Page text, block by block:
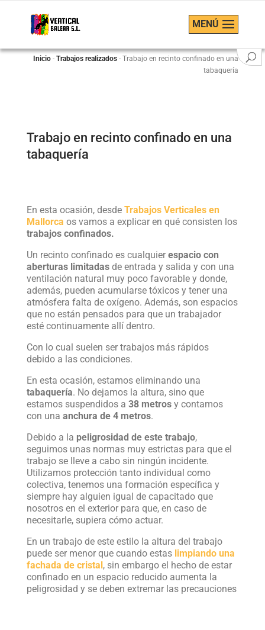
MENÚ
Inicio -Trabajos realizados -Trabajo en recinto confinado en una
tabaquería
Trabajo en recinto confinado en una
tabaquería
En esta ocasión, desde Trabajos Verticales en
Mallorca os vamos a explicar en qué consisten los
trabajos confinados.
Un recinto confinado es cualquier espacio con
aberturas limitadasde entrada y salida y con una
ventilación natural muy poco favorable y donde,
además, pueden acumularse tóxicos y tener una
atmósfera falta de oxígeno. Además, son espacios
que no están pensados para que un trabajador
esté continuamente allí dentro.
Con lo cual suelen ser trabajos más rápidos
debido a las condiciones.
En esta ocasión, estamos eliminando una
tabaquería. No dejamos la altura, sino que
estamos suspendidos a 38 metrosy contamos
con una anchura de 4 metros.
Debido a la peligrosidad de este trabajo,
seguimos unas normas muy estrictas para que el
trabajo se lleve a cabo sin ningún incidente.
Utilizamos protección tanto individual como
colectiva, tenemos una formación específica y
siempre hay alguien igual de capacitado que
nosotros en el exterior para que, en caso de
necesitarle, supiera cómo actuar.
En un trabajo de este estilo la altura del trabajo
puede ser menor que cuando estas limpiando una
fachada de cristal, sin embargo el hecho de estar
confinado en un espacio reducido aumenta la
peligrosidad y se deben extremar las precauciones